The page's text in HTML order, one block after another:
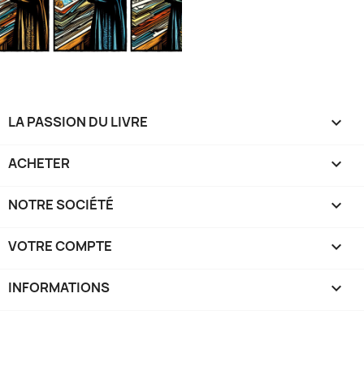
LA PASSION DU LIVRE 
ACHETER 
NOTRE SOCIÉTÉ 
VOTRE COMPTE 
INFORMATIONS keyboard_arrow_down